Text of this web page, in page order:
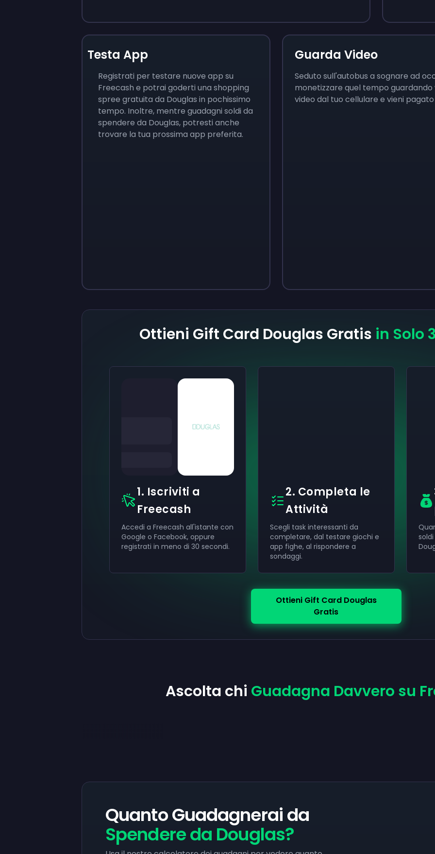
Testa App
Registrati per testare nuove app su
Freecash e potrai goderti una shopping
spree gratuita da Douglas in pochissimo
tempo. Inoltre, mentre guadagni soldi da
spendere da Douglas, potresti anche
trovare la tua prossima app preferita.
Guarda Video
Seduto sull'autobus a sognare ad
monetizzare quel tempo guardando
video dal tuo cellulare e vieni
Ottieni Gift Card Douglas Gratis in Solo
1. Iscriviti a
Freecash
Accedi a Freecash all'istante con
Google o Facebook, oppure
registrati in meno di 30 secondi.
2. Completa le
Attività
Scegli task interessanti da
completare, dal testare giochi e
app fighe, al rispondere a
sondaggi.
Ottieni Gift Card Douglas
Gratis
Ascolta chi Guadagna Davvero su
Quanto Guadagnerai da
Spendere da Douglas?